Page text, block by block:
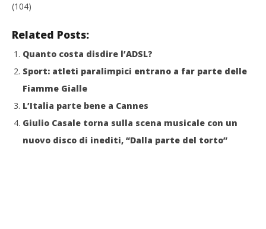
(104)
Related Posts:
Quanto costa disdire l’ADSL?
Sport: atleti paralimpici entrano a far parte delle
Fiamme Gialle
L’Italia parte bene a Cannes
Giulio Casale torna sulla scena musicale con un
nuovo disco di inediti, “Dalla parte del torto”